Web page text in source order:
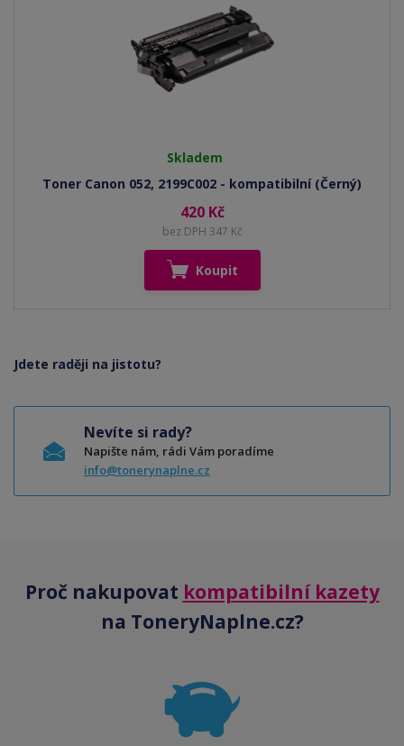
Skladem
Toner Canon 052, 2199C002 - kompatibilní (Černý)
420 Kč
bez DPH 347 Kč
Koupit
Jdete raději na jistotu?
Nevíte si rady?
Napište nám, rádi Vám poradíme
info@tonerynaplne.cz
Proč nakupovat kompatibilní kazety
na ToneryNaplne.cz?